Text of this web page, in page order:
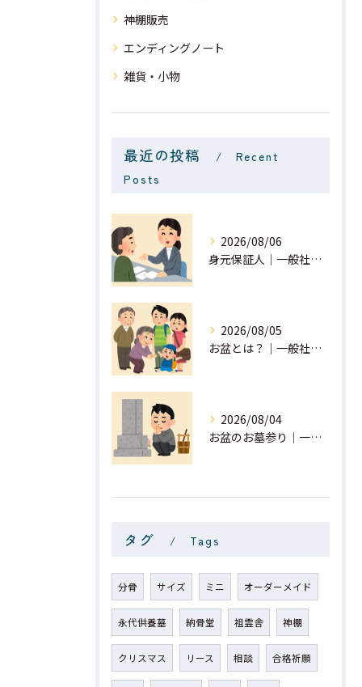
神棚販売
エンディングノート
雑貨・小物
最近の投稿
Recent
Posts
2026/08/06
身元保証人｜一般社団法人 星月
2026/08/05
お盆とは？｜一般社団法人 星月
2026/08/04
お盆のお墓参り｜一般社団法人 星月
タグ Tags
分骨 サイズ ミニ オーダーメイド
永代供養墓 納骨堂 祖霊舎 神棚
クリスマス リース 相談 合格祈願